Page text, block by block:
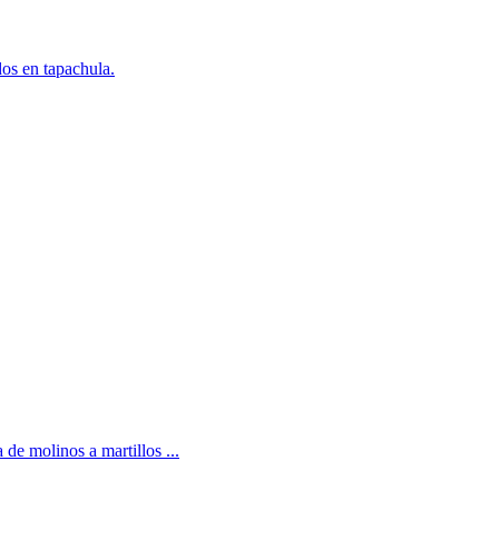
en tapachula.
de molinos a martillos ...